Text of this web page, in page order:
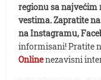
regionu sa
vestima. Zapratite
na Instagramu,
informisani! Pratite
Onlinenezavisni